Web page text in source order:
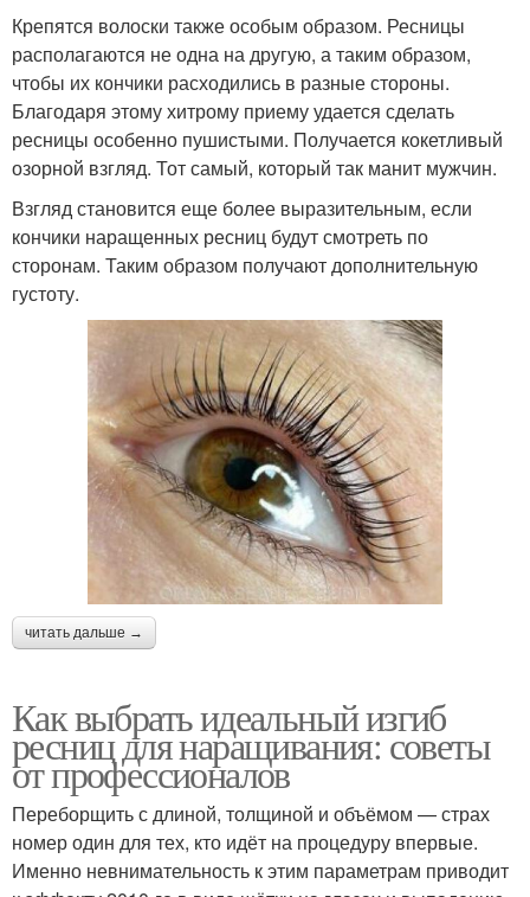
Крепятся волоски также особым образом. Ресницы
располагаются не одна на другую, а таким образом,
чтобы их кончики расходились в разные стороны.
Благодаря этому хитрому приему удается сделать
ресницы особенно пушистыми. Получается кокетливый
озорной взгляд. Тот самый, который так манит мужчин.
Взгляд становится еще более выразительным, если
кончики наращенных ресниц будут смотреть по
сторонам. Таким образом получают дополнительную
густоту.
читать дальше →
Как выбрать идеальный изгиб
ресниц для наращивания: советы
от профессионалов
Переборщить с длиной, толщиной и объёмом — страх
номер один для тех, кто идёт на процедуру впервые.
Именно невнимательность к этим параметрам приводит